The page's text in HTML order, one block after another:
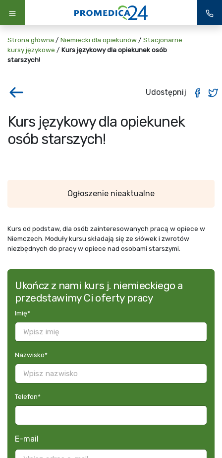
Strona główna / Niemiecki dla opiekunów / Stacjonarne
kursy językowe / Kurs językowy dla opiekunek osób
starszych!
Udostępnij
Kurs językowy dla opiekunek
osób starszych!
Ogłoszenie nieaktualne
Kurs od podstaw, dla osób zainteresowanych pracą w opiece w
Niemczech. Moduły kursu składają się ze słówek i zwrotów
niezbędnych do pracy w opiece nad osobami starszymi.
Ukończ z nami kurs j. niemieckiego a
przedstawimy Ci oferty pracy
Imię*
Nazwisko*
Telefon*
E-mail